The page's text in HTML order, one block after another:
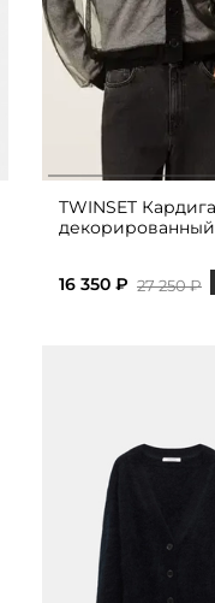
TWINSET
16 350 ₽ 27 250 ₽